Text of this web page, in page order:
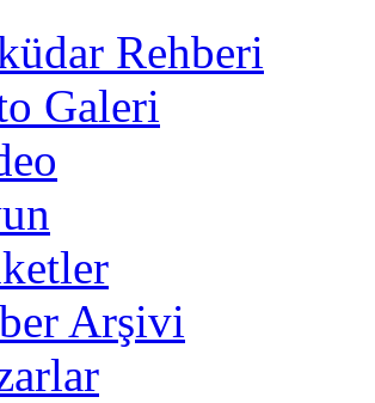
Rehberi
Galeri
Arşivi